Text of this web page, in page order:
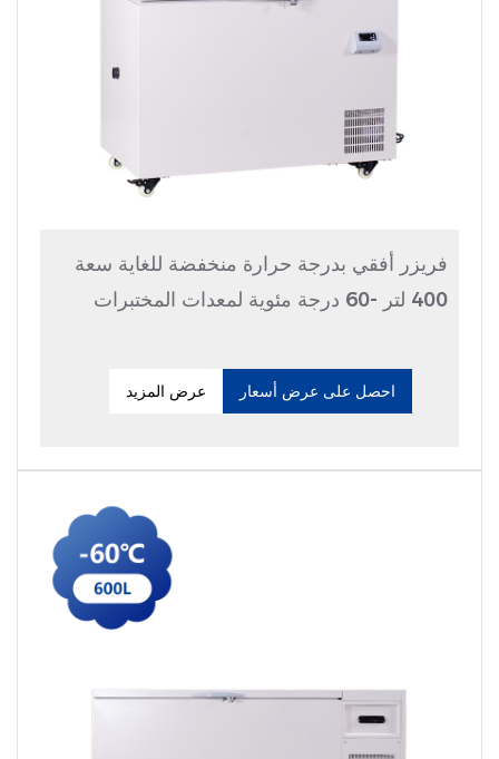
فريزر أفقي بدرجة حرارة منخفضة للغاية سعة
400 لتر -60 درجة مئوية لمعدات المختبرات
احصل على عرض أسعار عرض المزيد